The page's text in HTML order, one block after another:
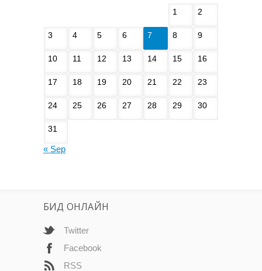
1
2
3 4 5 6 7 8 9
10 11 12 13 14 15 16
17 18 19 20 21 22 23
24 25 26 27 28 29 30
31
« Sep
БИД ОНЛАЙН
Twitter
Facebook
RSS